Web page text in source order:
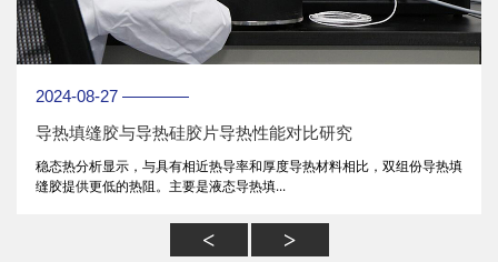
2024-08-27 ————
导热填缝胶与导热硅胶片导热性能对比研究
稳态热分析显示，与具有相近热导率和厚度导热材料相比，双组份导热填
缝胶提供更低的热阻。主要是液态导热填...
< >